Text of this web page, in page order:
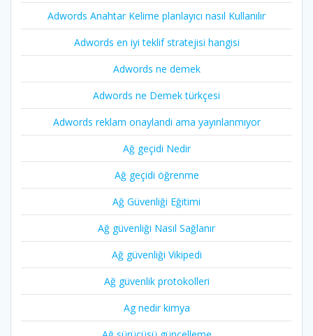
Adwords Anahtar Kelime planlayıcı nasıl Kullanılır
Adwords en iyi teklif stratejisi hangisi
Adwords ne demek
Adwords ne Demek türkçesi
Adwords reklam onaylandi ama yayınlanmıyor
Ağ geçidi Nedir
Ağ geçidi öğrenme
Ağ Güvenliği Eğitimi
Ağ güvenliği Nasıl Sağlanır
Ağ güvenliği Vikipedi
Ağ güvenlik protokolleri
Ag nedir kimya